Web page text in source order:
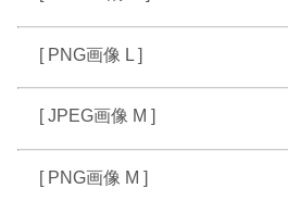
[ PNG画像 L ]
[ JPEG画像 M ]
[ PNG画像 M ]